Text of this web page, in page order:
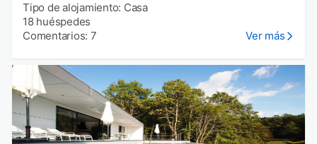
Tipo de alojamiento: Casa
18 huéspedes
Comentarios: 7
Ver más